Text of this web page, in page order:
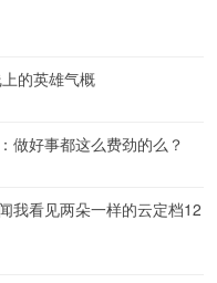
的英雄气概
做好事都这么费劲的么？
我看见两朵一样的云定档12